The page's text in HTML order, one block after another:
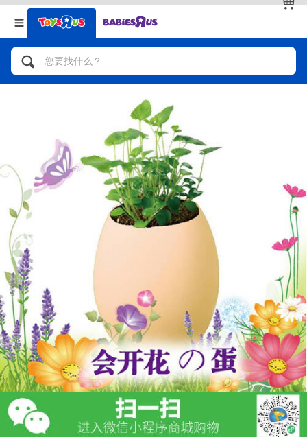
返回
分类目录
人气英雄，角色扮演，射击玩具
自行车，滑板车，骑乘车
拼砌组合及乐高LEGO
玩具车，货车，火车及遥控系列
手工艺，文具，蜡笔，泥胶，画板
娃娃，芭比，收藏公仔
电子玩具
游戏及拼图系列
益智学习玩具
户外及运动产品
返回
品牌
查看全部